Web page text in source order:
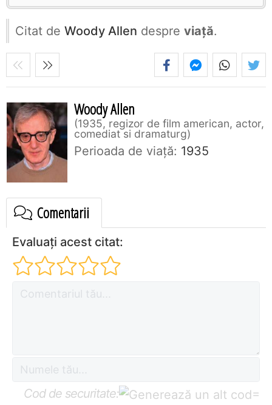
Citat de Woody Allen despre viață.
Woody Allen
1935, regizor de film american, actor,
comediat si dramaturg
Perioada de viaţă: 1935
Comentarii
Evaluați acest citat:
Cod de securitate: =